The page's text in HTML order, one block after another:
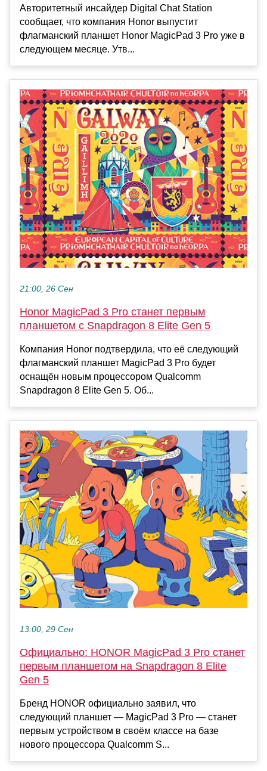
Авторитетный инсайдер Digital Chat Station
сообщает, что компания Honor выпустит
флагманский планшет Honor MagicPad 3 Pro уже в
следующем месяце. Утв...
21:00, 26 Сен
Honor MagicPad 3 Pro станет первым
планшетом с Snapdragon 8 Elite Gen 5
Компания Honor подтвердила, что её следующий
флагманский планшет MagicPad 3 Pro будет
оснащён новым процессором Qualcomm
Snapdragon 8 Elite Gen 5. Об...
13:00, 29 Сен
Официально: HONOR MagicPad 3 Pro станет
первым планшетом на Snapdragon 8 Elite
Gen 5
Бренд HONOR официально заявил, что
следующий планшет — MagicPad 3 Pro — станет
первым устройством в своём классе на базе
нового процессора Qualcomm S...